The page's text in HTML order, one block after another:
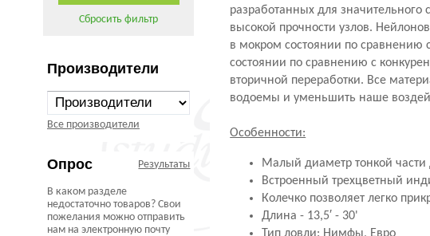
Сбросить фильтр
Производители
Все производители
Опрос Результаты
В каком разделе
недостаточно товаров? Свои
пожелания можно отправить
нам на электронную почту
разработанных для
высокой прочности узлов.
в мокром состоянии по
состоянии по сравнению с
вторичной переработки. Все
водоемы и уменьшить наше
Особенности:
Малый диаметр тонкой
Встроенный трехцветный
Колечко позволяет легко
Длина - 13,5′ - 30'